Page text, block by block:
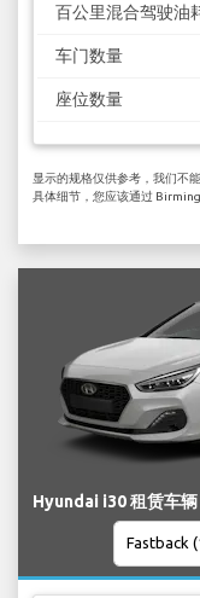
百公里混合驾驶油
车门数量
座位数量
显示的规格仅供参考，我们不
具体细节，您应该通过
Hyundai i30 租赁车